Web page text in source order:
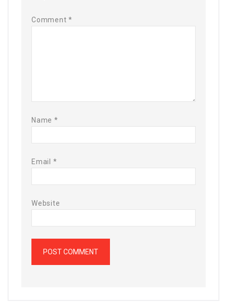
Comment*
Name *
Email *
Website